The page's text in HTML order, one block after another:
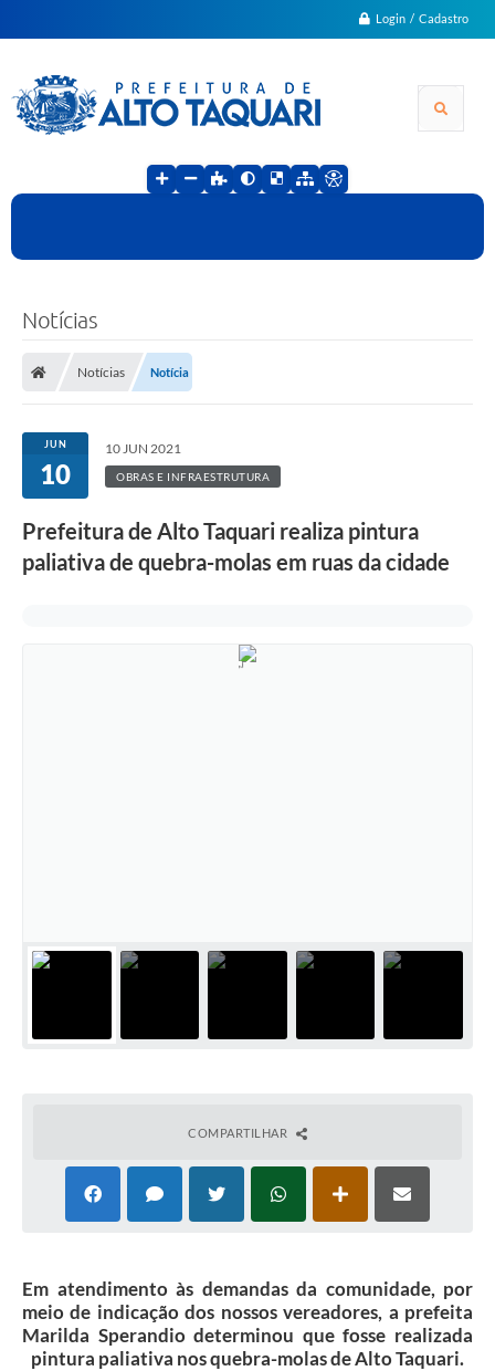
Login / Cadastro
Notícias
Notícias Notícia
JUN
10
10 JUN 2021
OBRAS E INFRAESTRUTURA
Prefeitura de Alto Taquari realiza pintura
paliativa de quebra-molas em ruas da cidade
COMPARTILHAR
Em atendimento às demandas da comunidade, por
meio de indicação dos nossos vereadores, a prefeita
Marilda Sperandio determinou que fosse realizada
pintura paliativa nos quebra-molas de Alto Taquari.